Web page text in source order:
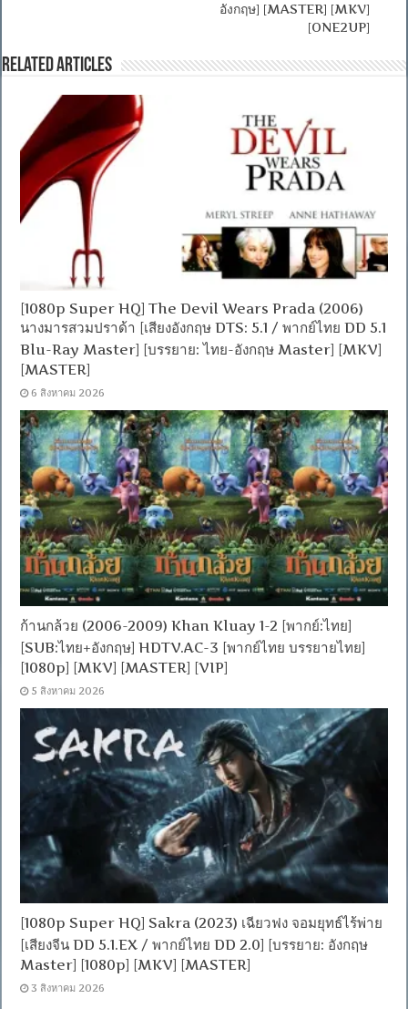
อังกฤษ] [MASTER] [MKV]
[ONE2UP]
Related Articles
[1080p Super HQ] The Devil Wears Prada (2006)
นางมารสวมปราด้า [เสียงอังกฤษ DTS: 5.1 / พากย์ไทย DD 5.1
Blu-Ray Master] [บรรยาย: ไทย-อังกฤษ Master] [MKV]
[MASTER]
6 สิงหาคม 2026
ก้านกล้วย (2006-2009) Khan Kluay 1-2 [พากย์:ไทย]
[SUB:ไทย+อังกฤษ] HDTV.AC-3 [พากย์ไทย บรรยายไทย]
[1080p] [MKV] [MASTER] [VIP]
5 สิงหาคม 2026
[1080p Super HQ] Sakra (2023) เฉียวฟง จอมยุทธ์ไร้พ่าย
[เสียงจีน DD 5.1.EX / พากย์ไทย DD 2.0] [บรรยาย: อังกฤษ
Master] [1080p] [MKV] [MASTER]
3 สิงหาคม 2026